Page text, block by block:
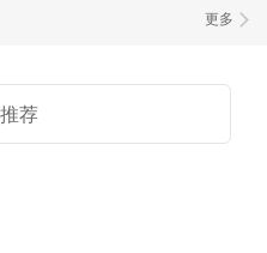
更多
荐